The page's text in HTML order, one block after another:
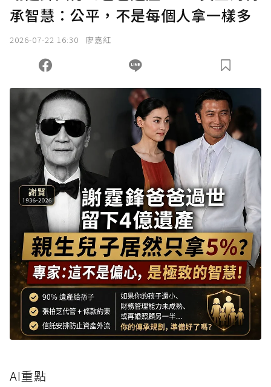
承智慧：公平，不是每個人拿一樣多
2026-07-22 16:30 廖嘉紅
AI重點